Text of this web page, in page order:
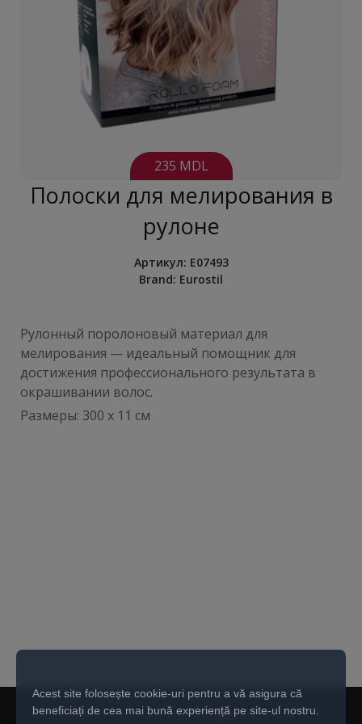
235 MDL
Полоски для мелирования в
рулоне
Артикул: E07493
Brand: Eurostil
Рулонный поролоновый материал для
мелирования — идеальный помощник для
достижения профессионального результата в
окрашивании волос.
Размеры: 300 x 11 см
Acest site folosește cookie-uri pentru a vă asigura că
beneficiați de cea mai bună experiență pe site-ul nostru.